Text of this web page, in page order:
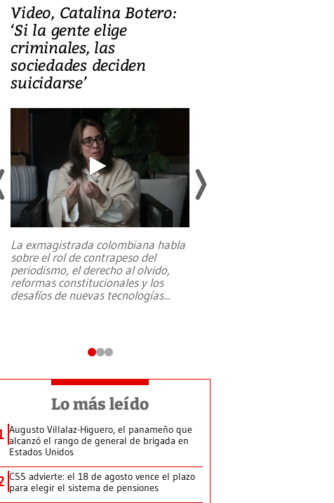
Video, Catalina Botero:
‘Si la gente elige
criminales, las
sociedades deciden
suicidarse’
La exmagistrada colombiana habla
sobre el rol de contrapeso del
periodismo, el derecho al olvido,
reformas constitucionales y los
desafíos de nuevas tecnologías...
Lo más leído
Augusto Villalaz-Higuero, el panameño que
alcanzó el rango de general de brigada en
Estados Unidos
CSS advierte: el 18 de agosto vence el plazo
para elegir el sistema de pensiones